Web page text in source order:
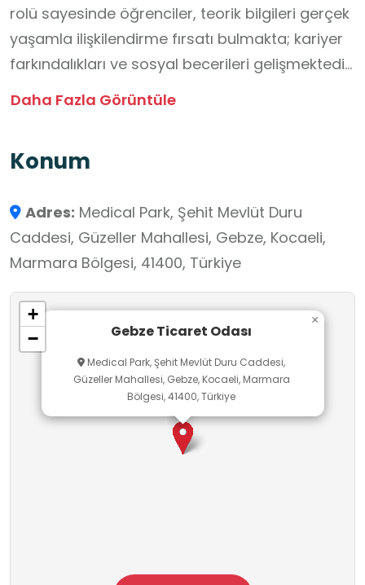
rolü sayesinde öğrenciler, teorik bilgileri gerçek
yaşamla ilişkilendirme fırsatı bulmakta; kariyer
farkındalıkları ve sosyal becerileri gelişmektedir.
Bu yönüyle Gebze Ticaret Odası, öğrenmeyi
Daha Fazla Görüntüle
Konum
Adres: Medical Park, Şehit Mevlüt Duru
Caddesi, Güzeller Mahallesi, Gebze, Kocaeli,
Marmara Bölgesi, 41400, Türkiye
Gebze Ticaret Odası
Medical Park, Şehit Mevlüt Duru Caddesi,
Güzeller Mahallesi, Gebze, Kocaeli, Marmara
Bölgesi, 41400, Türkiye
×
+
−